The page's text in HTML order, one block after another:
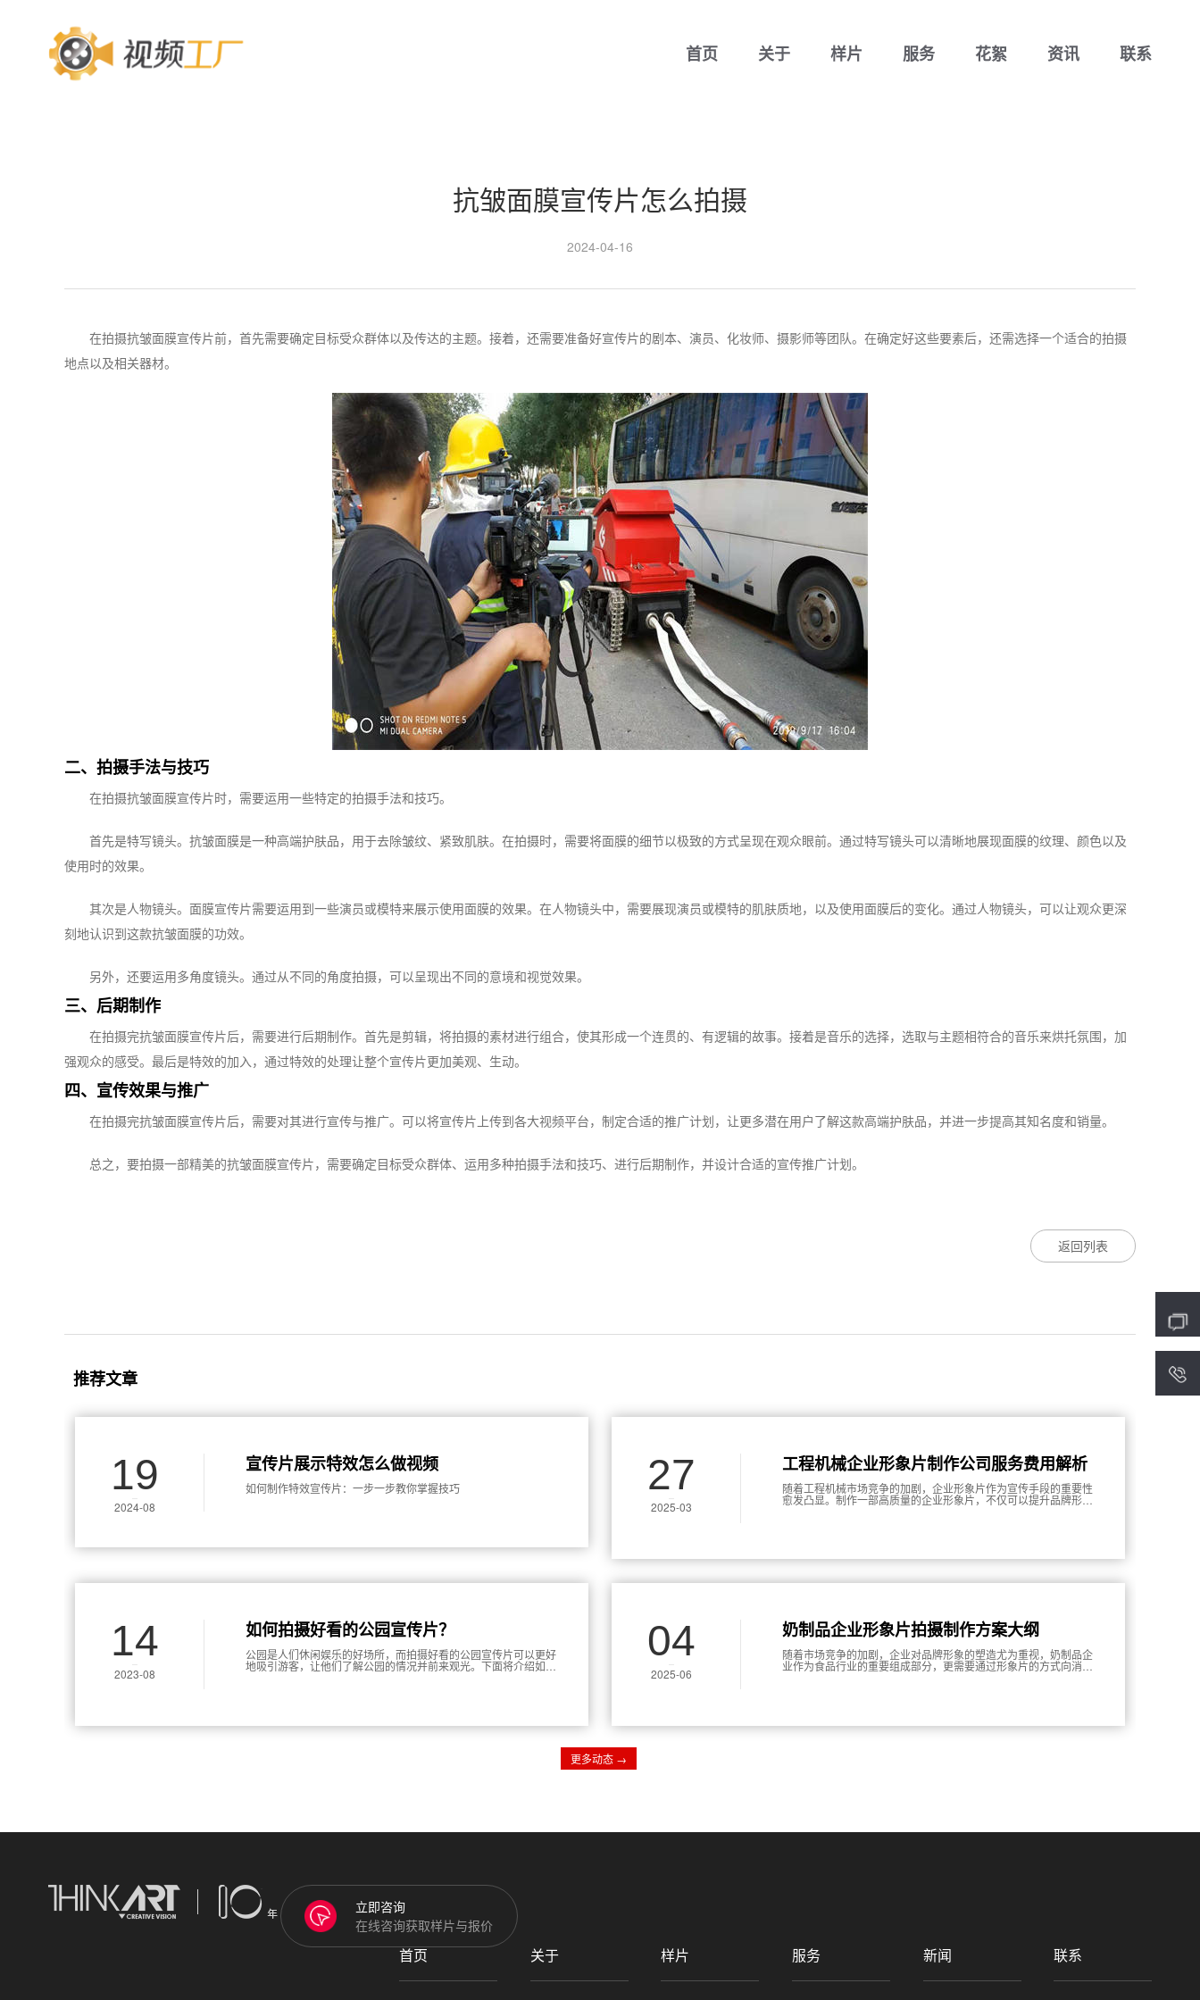
首页 关于 样片 服务 花絮 资讯 联系
抗皱面膜宣传片怎么拍摄
2024-04-16
在拍摄抗皱面膜宣传片前，首先需要确定目标受众群体以及传达的主题。接着，还需要准备好宣传片的剧本、演员、化妆师、摄影师等团队。在确定好这些要素后，还需选择一个适合的拍摄
地点以及相关器材。
二、拍摄手法与技巧
在拍摄抗皱面膜宣传片时，需要运用一些特定的拍摄手法和技巧。
首先是特写镜头。抗皱面膜是一种高端护肤品，用于去除皱纹、紧致肌肤。在拍摄时，需要将面膜的细节以极致的方式呈现在观众眼前。通过特写镜头可以清晰地展现面膜的纹理、颜色以及
使用时的效果。
其次是人物镜头。面膜宣传片需要运用到一些演员或模特来展示使用面膜的效果。在人物镜头中，需要展现演员或模特的肌肤质地，以及使用面膜后的变化。通过人物镜头，可以让观众更深
刻地认识到这款抗皱面膜的功效。
另外，还要运用多角度镜头。通过从不同的角度拍摄，可以呈现出不同的意境和视觉效果。
三、后期制作
在拍摄完抗皱面膜宣传片后，需要进行后期制作。首先是剪辑，将拍摄的素材进行组合，使其形成一个连贯的、有逻辑的故事。接着是音乐的选择，选取与主题相符合的音乐来烘托氛围，加
强观众的感受。最后是特效的加入，通过特效的处理让整个宣传片更加美观、生动。
四、宣传效果与推广
在拍摄完抗皱面膜宣传片后，需要对其进行宣传与推广。可以将宣传片上传到各大视频平台，制定合适的推广计划，让更多潜在用户了解这款高端护肤品，并进一步提高其知名度和销量。
总之，要拍摄一部精美的抗皱面膜宣传片，需要确定目标受众群体、运用多种拍摄手法和技巧、进行后期制作，并设计合适的宣传推广计划。
返回列表
推荐文章
19
2024-08
宣传片展示特效怎么做视频
如何制作特效宣传片：一步一步教你掌握技巧 27
2025-03
工程机械企业形象片制作公司服务费用解析
随着工程机械市场竞争的加剧，企业形象片作为宣传手段的重要性
愈发凸显。制作一部高质量的企业形象片，不仅可以提升品牌形
14
2023-08
如何拍摄好看的公园宣传片？
公园是人们休闲娱乐的好场所，而拍摄好看的公园宣传片可以更好
地吸引游客，让他们了解公园的情况并前来观光。下面将介绍如何
04
2025-06
奶制品企业形象片拍摄制作方案大纲
随着市场竞争的加剧，企业对品牌形象的塑造尤为重视，奶制品企
业作为食品行业的重要组成部分，更需要通过形象片的方式向消费
更多动态 →
立即咨询
在线咨询获取样片与报价
首页 关于 样片 服务 新闻 联系